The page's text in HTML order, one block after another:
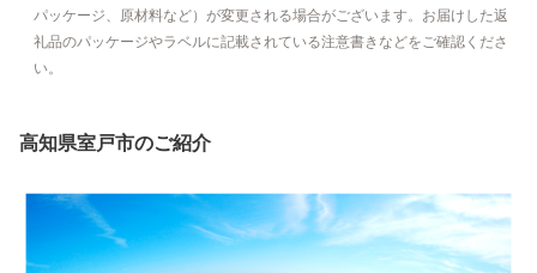
パッケージ、原材料など）が変更される場合がございます。お届けした返
礼品のパッケージやラベルに記載されている注意書きなどをご確認くださ
い。
高知県室戸市のご紹介